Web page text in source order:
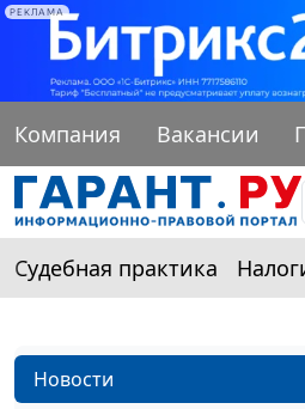
РЕКЛАМА
Компания Вакансии
Судебная практика
Новости